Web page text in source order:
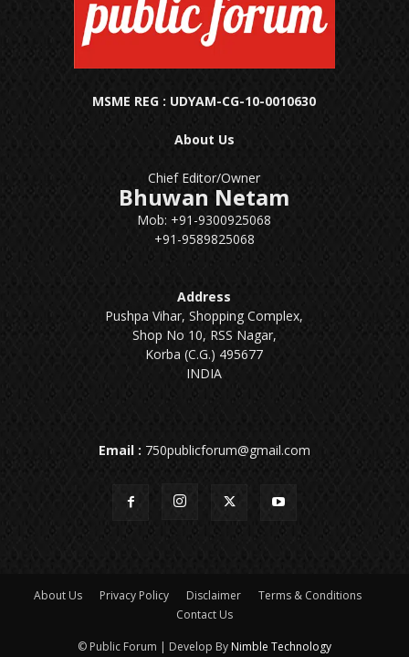
MSME REG : UDYAM-CG-10-0010630
About Us
Chief Editor/Owner
Bhuwan Netam
Mob: +91-9300925068
+91-9589825068
Address
Pushpa Vihar, Shopping Complex,
Shop No 10, RSS Nagar,
Korba (C.G.) 495677
INDIA
Email : 750publicforum@gmail.com
About Us Privacy Policy Disclaimer
Terms & Conditions
Contact Us
© Public Forum | Develop By Nimble Technology